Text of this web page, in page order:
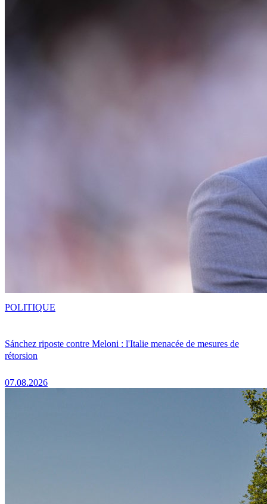
Sánchez riposte contre Meloni : l'Italie menacée de mesures de
rétorsion
07.08.2026
POLITIQUE